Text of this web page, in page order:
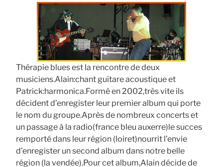
Thérapie blues est la rencontre de deux
musiciens.Alain:chant guitare acoustique et
Patrick:harmonica.Formé en 2002,très vite ils
décident d’enregister leur premier album qui porte
le nom du groupe.Après de nombreux concerts et
un passage à la radio(france bleu auxerre)le succes
remporté dans leur région (loiret)nourrit l’envie
d’enregister un second album dans notre belle
région (la vendée).Pour cet album,Alain décide de